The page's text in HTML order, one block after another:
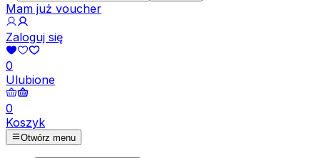
Mam już voucher
Zaloguj się
0
Ulubione
0
Koszyk
Otwórz menu